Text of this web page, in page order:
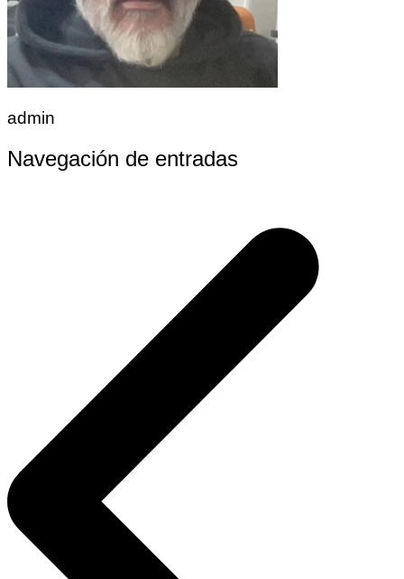
admin
Navegación de entradas